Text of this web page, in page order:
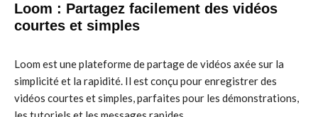
Loom : Partagez facilement des vidéos
courtes et simples
Loom est une plateforme de partage de vidéos axée sur la
simplicité et la rapidité. Il est conçu pour enregistrer des
vidéos courtes et simples, parfaites pour les démonstrations,